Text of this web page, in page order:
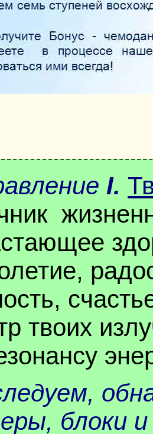
I.
твоих
блоки